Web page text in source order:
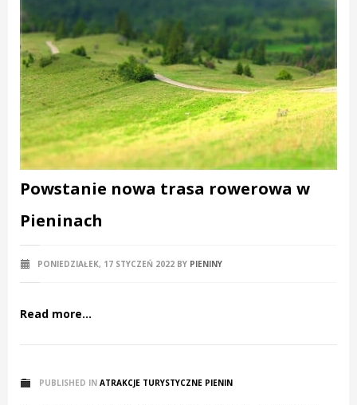
Powstanie nowa trasa rowerowa w
Pieninach
PONIEDZIAŁEK, 17 STYCZEŃ 2022 BY PIENINY
Read more...
PUBLISHED IN ATRAKCJE TURYSTYCZNE PIENIN